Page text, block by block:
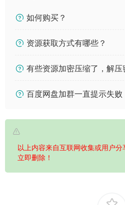
如何购买？
资源获取方式有哪些？
有些资源加密压缩了，解压
百度网盘加群一直提示失败
以上内容来自互联网收集或用户
立即删除！